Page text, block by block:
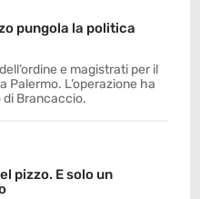
pungola la politica
e magistrati per il
Palermo. L’operazione ha
Brancaccio.
pizzo. E solo un